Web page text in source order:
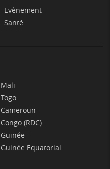
Evènement
Santé
Mali
Togo
Cameroun
Congo (RDC)
Guinée
Guinée Equatorial